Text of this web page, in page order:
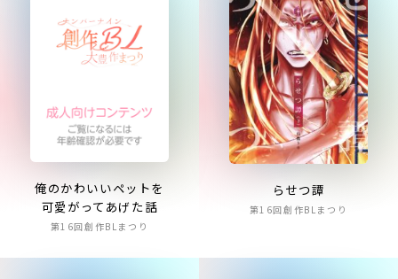
俺のかわいいペットを
可愛がってあげた話
第16回創作BLまつり
らせつ譚
第16回創作BLまつり